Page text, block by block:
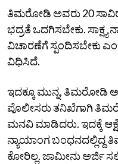
ತಿಮರೋಡಿ ಅವರು 20
ಭದ್ರತೆ ಒದಗಿಸಬೇಕು.
ವಿಚಾರಣೆಗೆ ಸ್ಪಂದಿಸಬೇಕು
ವಿಧಿಸಿದೆ.
ಇದಕ್ಕೂ ಮುನ್ನ, ತಿಮರೋಡಿ
ಪೊಲೀಸರು ತನಿಖೆಗಾಗಿ
ಮನವಿ ಮಾಡಿದರು. ಇದಕ್ಕೆ
ನ್ಯಾಯಾಂಗ ಬಂಧನದಲ್ಲಿದ್ದ
ಕೋರಿಲ್ಲ. ಜಾಮೀನು ಅರ್ಜಿ